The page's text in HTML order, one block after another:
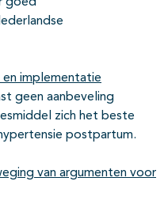
en implementatie
geen aanbeveling
zich het beste
postpartum.
van argumenten voor